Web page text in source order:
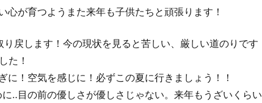
が育つようまた来年も子供たちと頑張ります！
戻します！今の現状を見ると苦しい、厳しい道のりです
た！
！空気を感じに！必ずこの夏に行きましょう！！
‥目の前の優しさが優しさじゃない。来年もうざいくらい